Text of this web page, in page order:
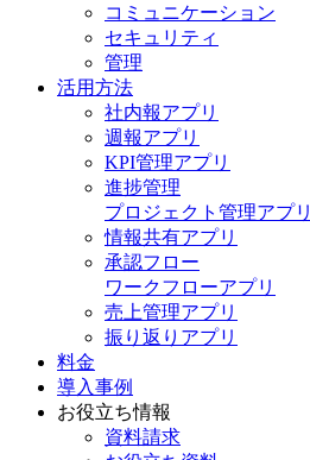
コミュニケーション
セキュリティ
管理
活用方法
社内報アプリ
週報アプリ
KPI管理アプリ
進捗管理
プロジェクト管理アプリ
情報共有アプリ
承認フロー
ワークフローアプリ
売上管理アプリ
振り返りアプリ
料金
導入事例
お役立ち情報
資料請求